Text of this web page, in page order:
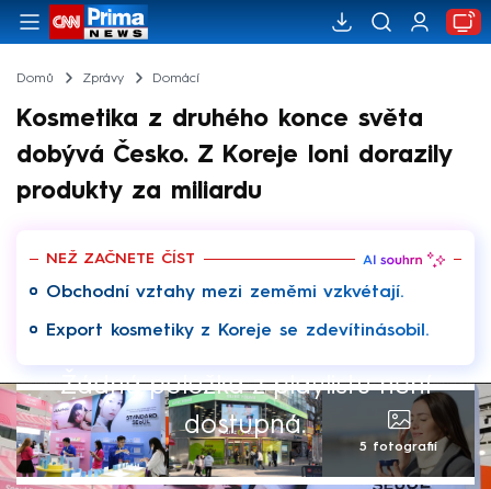
Domů Zprávy Domácí
Kosmetika z druhého konce světa
dobývá Česko. Z Koreje loni dorazily
produkty za miliardu
NEŽ ZAČNETE ČÍST
Obchodní vztahy mezi zeměmi vzkvétají.
Export kosmetiky z Koreje se zdevítinásobil.
Žádná položka z playlistu není
dostupná.
5 fotografií